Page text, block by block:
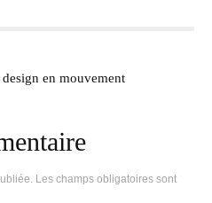
en mouvement
Les champs obligatoires sont